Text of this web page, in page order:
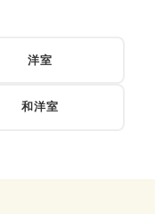
洋室
和洋室